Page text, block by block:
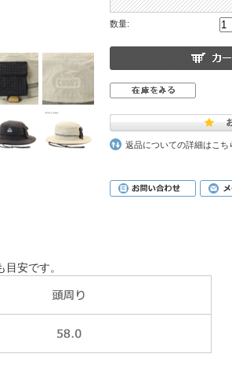
数量:
返品についての詳細はこち
安です。